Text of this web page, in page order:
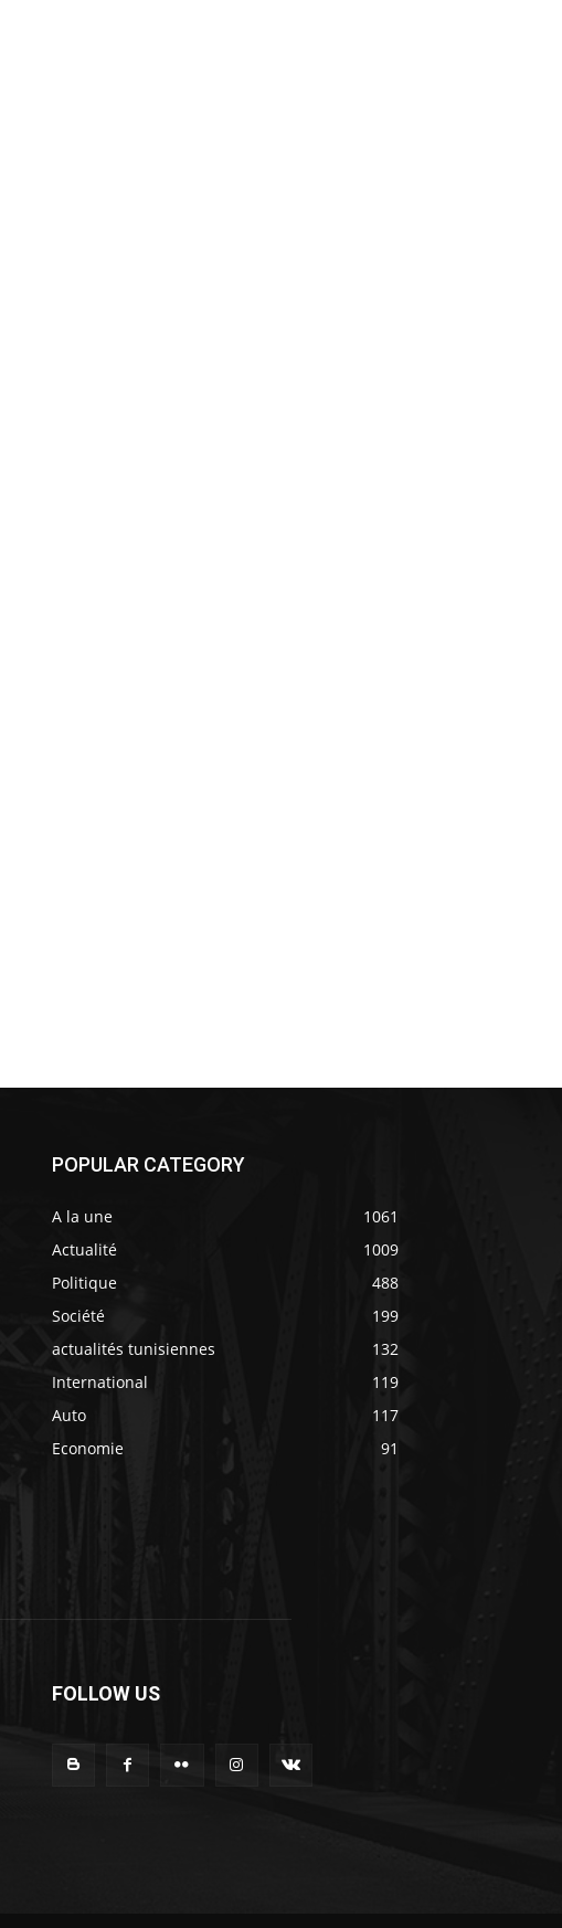
POPULAR CATEGORY
A la une
1061
Actualité
1009
Politique
488
Société
199
actualités tunisiennes
132
International
119
Auto
117
Economie
91
FOLLOW US